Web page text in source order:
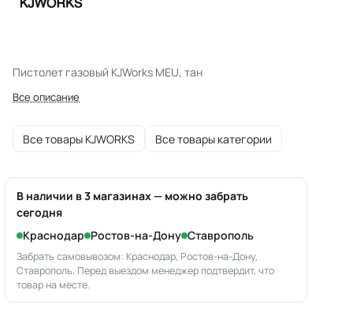
Пистолет газовый KJWorks MEU, тан
Все описание
Все товары KJWORKS Все товары категории
В наличии в 3 магазинах — можно забрать
сегодня
Краснодар Ростов-на-Дону Ставрополь
Забрать самовывозом: Краснодар, Ростов-на-Дону,
Ставрополь. Перед выездом менеджер подтвердит, что
товар на месте.